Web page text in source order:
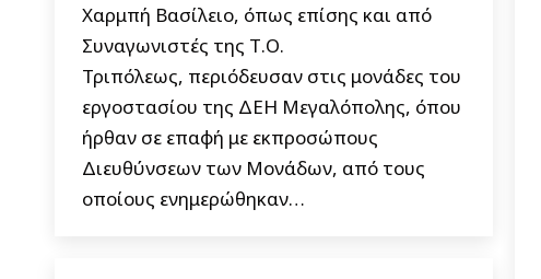
Χαρμπή Βασίλειο, όπως επίσης και από
Συναγωνιστές της Τ.Ο.
Τριπόλεως, περιόδευσαν στις μονάδες του
εργοστασίου της ΔΕΗ Μεγαλόπολης, όπου
ήρθαν σε επαφή με εκπροσώπους
Διευθύνσεων των Μονάδων, από τους
οποίους ενημερώθηκαν…